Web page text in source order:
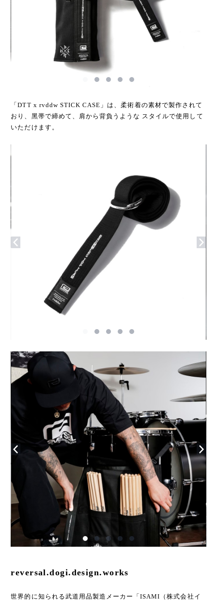
「DTT x rvddw STICK CASE」は、柔術着の素材で製作されて
おり、⿊帯で締めて、肩から背負うような スタイルで使⽤して
いただけます。
reversal.dogi.design.works
世界的に知られる武道⽤品製造メーカー「ISAMI（株式会社イ